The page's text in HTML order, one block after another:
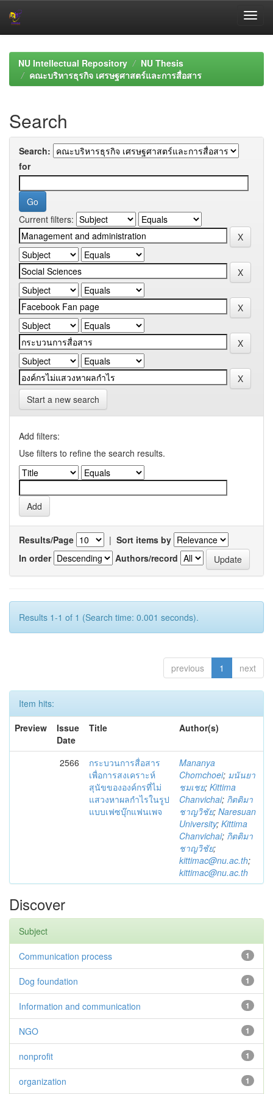
navigationNU Intellectual Repository
NU Thesis
คณะบริหารธุรกิจ เศรษฐศาสตร์และการสื่อสาร
Search
Search:
for
Current filters:
Start a new search
Add filters:
Use filters to refine the search results.
Results/Page | Sort items by
In order
Authors/record
Results 1-1 of 1 (Search time: 0.001 seconds).
previous 1 next
Item hits:
Preview
Issue
Date
Title Author(s)
2566
กระบวนการสื่อสาร
เพื่อการสงเคราะห์
สุนัขขององค์กรที่ไม่
แสวงหาผลกำไรในรูป
แบบเฟซบุ๊กแฟนเพจ
Mananya
Chomchoei; มนันยา
ชมเชย; Kittima
Chanvichai; กิตติมา
ชาญวิชัย; Naresuan
University; Kittima
Chanvichai; กิตติมา
ชาญวิชัย;
kittimac@nu.ac.th;
kittimac@nu.ac.th
Discover
Subject
1
Communication process
1
Dog foundation
1
Information and communication
1
NGO
1
nonprofit
1
organization